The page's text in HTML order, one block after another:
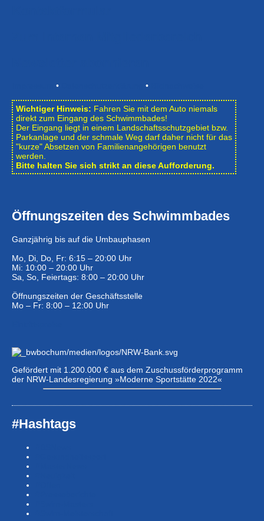
• •
Wichtiger Hinweis: Fahren Sie mit dem Auto niemals
direkt zum Eingang des Schwimmbades!
Der Eingang liegt in einem Landschafts­schutzgebiet bzw.
Park­anlage und der schmale Weg darf daher nicht für das
"kurze" Absetzen von Familienangehörigen benutzt
werden.
Bitte halten Sie sich strikt an diese Aufforderung.
Öffnungszeiten des Schwimmbades
Ganzjährig bis auf die Umbauphasen
Mo, Di, Do, Fr: 6:15 – 20:00 Uhr
Mi: 10:00 – 20:00 Uhr
Sa, So, Feiertags: 8:00 – 20:00 Uhr
Öffnungszeiten der Geschäftsstelle
Mo – Fr: 8:00 – 12:00 Uhr
Gefördert mit 1.200.000 € aus dem Zuschussförderprogramm
der NRW-Landesregierung »Moderne Sportstätte 2022«
#Hashtags